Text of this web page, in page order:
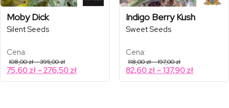
Moby Dick
Silent Seeds
Cena:
108,00zł–395,00złZakres
cen:
od
108,00 zł
75,60 zł –276,50 złZakres
cen:
Indigo Berry Kush
Sweet Seeds
Cena:
118,00zł–197,00złZakres
cen:
od
118,00 zł
82,60 zł – 137,90 złZakres
cen: